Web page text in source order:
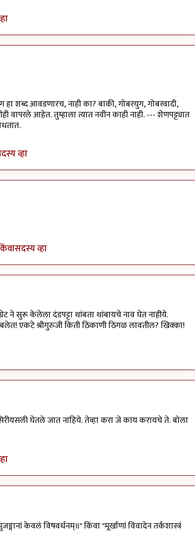
शब्द आवडणारच, नाही का? बाकी, गोबरयुग, गोबरवादी,
वापरले आहेत. तुम्हाला त्यात नवीन काही नाही. --- शेणपट्ट्यात
व्हा
सदस्य व्हा
ने सुरू केलेला दंडपट्टा थांबता थांबायचे नाव घेत नाहीये.
एकटे श्रीगुरुजी किती ठिकाणी ठिगळ लावतील? खिक्का!
अमरेंद्र बाहुबलीघेतले जात नाहिये. तेव्हा करा जे काय करायचे ते. बोला
अमरेंद्र बाहुबलीकेवलं विषवर्धनम्॥" किंवा "मूर्खाणां विवादेन तर्कशास्त्रं